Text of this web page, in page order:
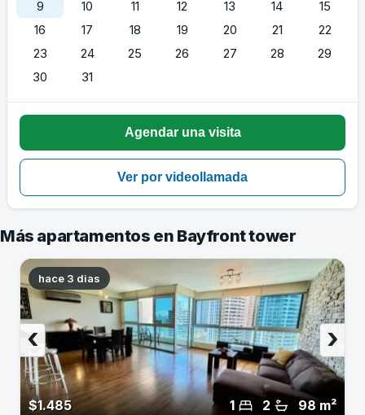
9 10 11 12 13 14
15
16
17 18 19 20 21
22
23
24 25 26 27 28
29
30
31
Más apartamentos en Bayfront tower
hace 3 dias
$1.485 98 m²
2
1
›
‹